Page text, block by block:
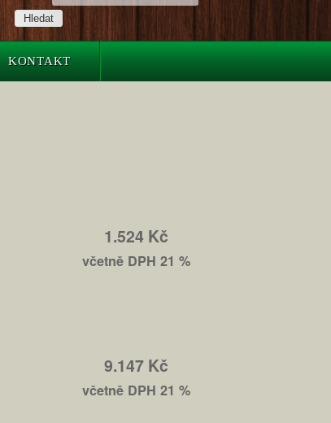
KONTAKT
1.524 Kč
včetně DPH 21 %
9.147 Kč
včetně DPH 21 %